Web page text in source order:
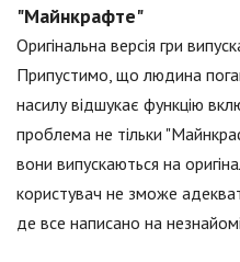
"Майнкрафте"
Оригінальна версія гри
Припустимо, що людина
насилу відшукає функцію
проблема не тільки
вони випускаються на
користувач не зможе
де все написано на